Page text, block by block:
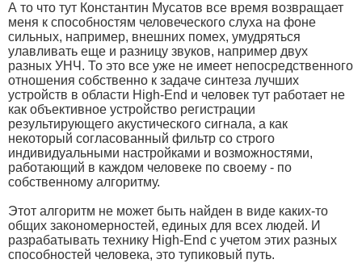
А то что тут Константин Мусатов все время возвращает
меня к способностям человеческого слуха на фоне
сильных, например, внешних помех, умудряться
улавливать еще и разницу звуков, например двух
разных УНЧ. То это все уже не имеет непосредственного
отношения собственно к задаче синтеза лучших
устройств в области High-End и человек тут работает не
как объективное устройство регистрации
результирующего акустического сигнала, а как
некоторый согласованный фильтр со строго
индивидуальными настройками и возможностями,
работающий в каждом человеке по своему - по
собственному алгоритму.
Этот алгоритм не может быть найден в виде каких-то
общих закономерностей, единых для всех людей. И
разрабатывать технику High-End с учетом этих разных
способностей человека, это тупиковый путь.